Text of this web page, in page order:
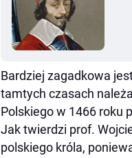
Bardziej zagadkowa
tamtych czasach
Polskiego w 1466 roku
Jak twierdzi prof.
polskiego króla,